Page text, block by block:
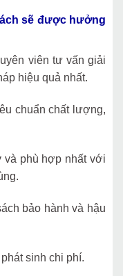
sẽ được hưởng
viên tư vấn giải
hiệu quả nhất.
chuẩn chất lượng,
và phù hợp nhất với
bảo hành và hậu
sinh chi phí.